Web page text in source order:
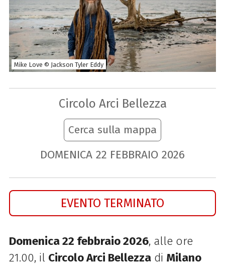
Mike Love © Jackson Tyler Eddy
Circolo Arci Bellezza
Cerca sulla mappa
DOMENICA 22 FEBBRAIO 2026
EVENTO TERMINATO
Domenica 22 febbraio 2026, alle ore
21.00, il Circolo Arci Bellezzadi Milano